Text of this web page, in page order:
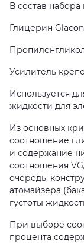
В состав набора
Глицерин
Усилитель
Используется
жидкости для
Из основных
соотношение
и содержание
соотношения
очередь,
атомайзера
густоты
При выборе
процента